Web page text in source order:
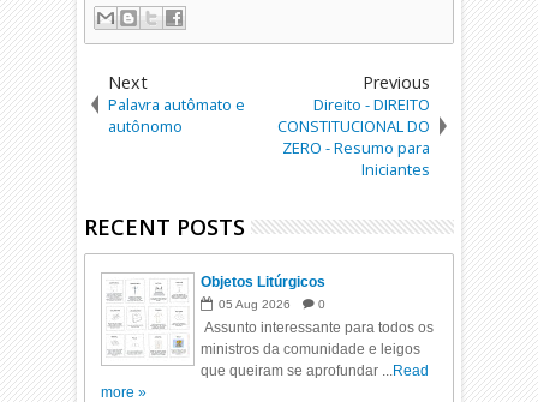
Next
Palavra autômato e
autônomo
Previous
Direito - DIREITO
CONSTITUCIONAL DO
ZERO - Resumo para
Iniciantes
RECENT POSTS
Objetos Litúrgicos
05 Aug 2026 0
Assunto interessante para todos os
ministros da comunidade e leigos
que queiram se aprofundar ...Read
more »